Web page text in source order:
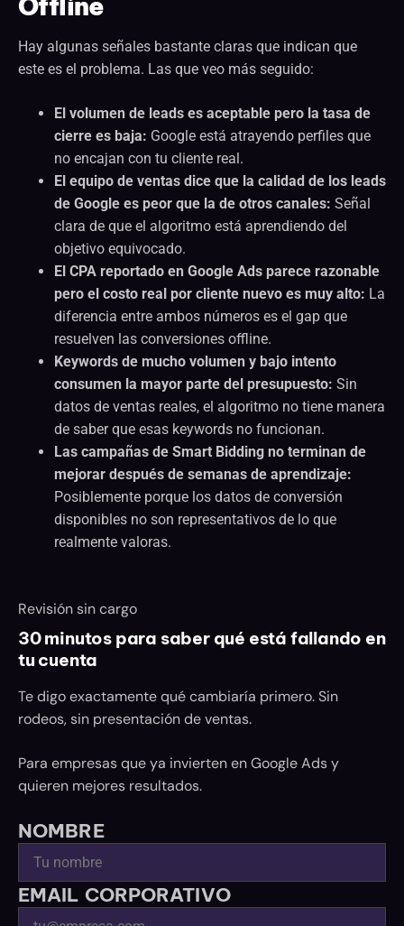
Hay algunas señales bastante claras que indican que
este es el problema. Las que veo más seguido:
El volumen de leads es aceptable pero la tasa de
cierre es baja: Google está atrayendo perfiles que
no encajan con tu cliente real.
El equipo de ventas dice que la calidad de los leads
de Google es peor que la de otros canales: Señal
clara de que el algoritmo está aprendiendo del
objetivo equivocado.
El CPA reportado en Google Ads parece razonable
pero el costo real por cliente nuevo es muy alto: La
diferencia entre ambos números es el gap que
resuelven las conversiones offline.
Keywords de mucho volumen y bajo intento
consumen la mayor parte del presupuesto: Sin
datos de ventas reales, el algoritmo no tiene manera
de saber que esas keywords no funcionan.
Las campañas de Smart Bidding no terminan de
mejorar después de semanas de aprendizaje:
Posiblemente porque los datos de conversión
disponibles no son representativos de lo que
realmente valoras.
Revisión sin cargo
30 minutos para saber qué está fallando en
tu cuenta
Te digo exactamente qué cambiaría primero. Sin
rodeos, sin presentación de ventas.
Para empresas que ya invierten en Google Ads y
quieren mejores resultados.
NOMBRE
EMAIL CORPORATIVO